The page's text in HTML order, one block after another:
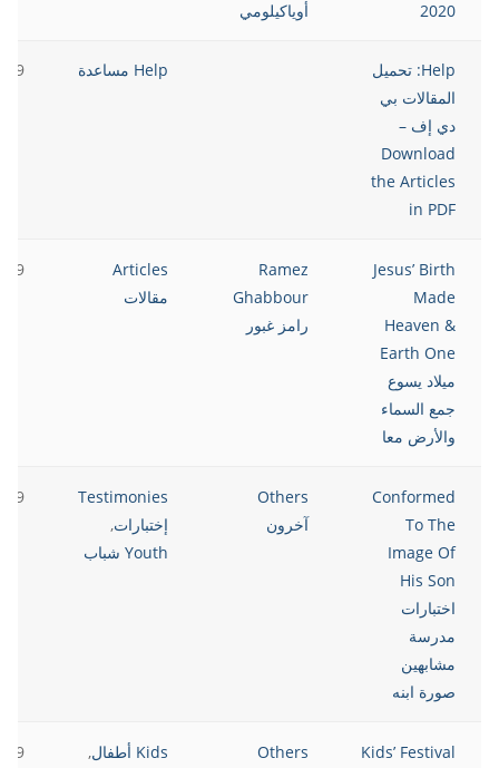
2020
أوياكيلومي
Help: تحميل
المقالات بي
دي إف –
Download
the Articles
in PDF
Help مساعدة
Jesus’ Birth
Made
Heaven &
Earth One
ميلاد يسوع
جمع السماء
والأرض معا
Ramez
Ghabbour
رامز غبور
Articles
مقالات
Conformed
To The
Image Of
His Son
اختبارات
مدرسة
مشابهين
صورة ابنه
Others
آخرون
Testimonies
إختبارات,
Youth شباب
Kids’ Festival
Others
Kids أطفال
,